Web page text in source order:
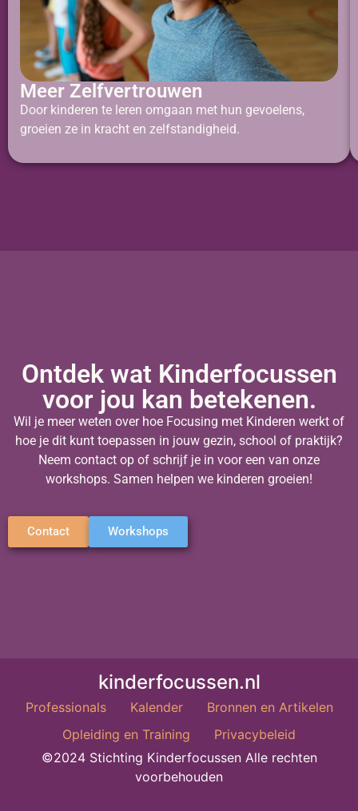
Meer Zelfvertrouwen
Door kinderen te leren omgaan met hun gevoelens,
groeien ze in kracht en zelfstandigheid.
Ontdek wat Kinderfocussen
voor jou kan betekenen.
Wil je meer weten over hoe Focusing met Kinderen werkt of
hoe je dit kunt toepassen in jouw gezin, school of praktijk?
Neem contact op of schrijf je in voor een van onze
workshops. Samen helpen we kinderen groeien!
Contact Workshops
kinderfocussen.nl
Professionals Kalender
Bronnen en Artikelen
Opleiding en Training
Privacybeleid
©2024 Stichting Kinderfocussen Alle rechten
voorbehouden